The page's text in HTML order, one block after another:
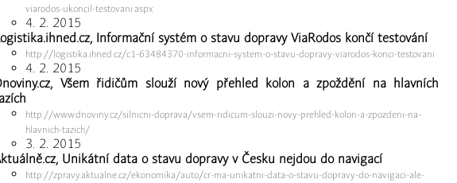
viarodos-ukoncil-testovani.aspx
4. 2. 2015
Informační systém o stavu dopravy ViaRodos končí testování
http://logistika.ihned.cz/c1-63484370-informacni-system-o-stavu-dopravy-viarodos-konci-testovani
4. 2. 2015
Všem řidičům slouží nový přehled kolon a zpoždění na hlavních
http://www.dnoviny.cz/silnicni-doprava/vsem-ridicum-slouzi-novy-prehled-kolon-a-zpozdeni-na-
hlavnich-tazich/
3. 2. 2015
Unikátní data o stavu dopravy v Česku nejdou do navigací
http://zpravy.aktualne.cz/ekonomika/auto/cr-ma-unikatni-data-o-stavu-dopravy-do-navigaci-ale-